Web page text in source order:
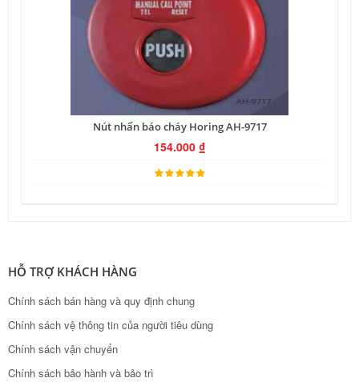
Nút nhấn báo cháy Horing AH-9717
154.000 ₫
HỖ TRỢ KHÁCH HÀNG
Chính sách bán hàng và quy định chung
Chính sách vệ thông tin của người tiêu dùng
Chính sách vận chuyển
Chính sách bảo hành và bảo trì